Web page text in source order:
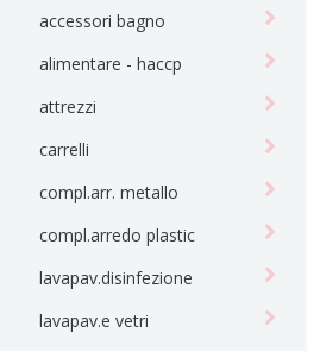
accessori bagno
alimentare - haccp
attrezzi
carrelli
compl.arr. metallo
compl.arredo plastic
lavapav.disinfezione
lavapav.e vetri